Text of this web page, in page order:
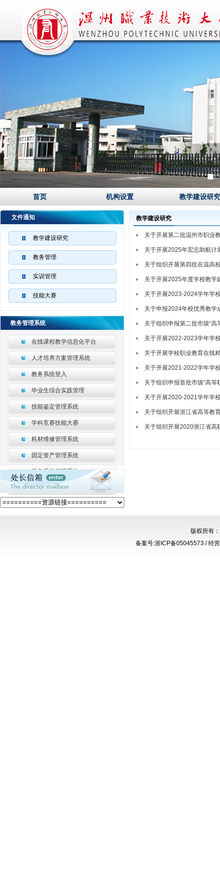
1
首页 机构设置 教学建设研
文件通知
教学建设研究
教务管理
实训管理
技能大赛
教务管理系统
在线课程教学信息化平台
人才培养方案管理系统
教务系统登入
毕业生综合实践管理
技能鉴定管理系统
学科竞赛技能大赛
耗材维修管理系统
固定资产管理系统
设备采购管理系统
数据采集平台
教学建设研究
关于开展第二批温州市职业
关于开展2025年宏志助航计
关于组织开展第四批在温高
关于开展2025年度学校教学
关于开展2023-2024学年学
关于申报2024年校优秀教学
关于组织申报第二批市级“
关于开展2022-2023学年学
关于开展学校职业教育在线
关于开展2021-2022学年学
关于组织申报首批市级“高
关于开展2020-2021学年学
关于组织开展浙江省高等教
关于组织开展2020浙江省高
版权所有
备案号:浙ICP备05045573 / 经